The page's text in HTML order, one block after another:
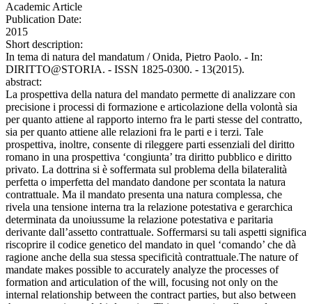
Academic Article
Publication Date:
2015
Short description:
In tema di natura del mandatum / Onida, Pietro Paolo. - In:
DIRITTO@STORIA. - ISSN 1825-0300. - 13(2015).
abstract:
La prospettiva della natura del mandato permette di analizzare con
precisione i processi di formazione e articolazione della volontà sia
per quanto attiene al rapporto interno fra le parti stesse del contratto,
sia per quanto attiene alle relazioni fra le parti e i terzi. Tale
prospettiva, inoltre, consente di rileggere parti essenziali del diritto
romano in una prospettiva ‘congiunta’ tra diritto pubblico e diritto
privato. La dottrina si è soffermata sul problema della bilateralità
perfetta o imperfetta del mandato dandone per scontata la natura
contrattuale. Ma il mandato presenta una natura complessa, che
rivela una tensione interna tra la relazione potestativa e gerarchica
determinata da unoiussume la relazione potestativa e paritaria
derivante dall’assetto contrattuale. Soffermarsi su tali aspetti significa
riscoprire il codice genetico del mandato in quel ‘comando’ che dà
ragione anche della sua stessa specificità contrattuale.The nature of
mandate makes possible to accurately analyze the processes of
formation and articulation of the will, focusing not only on the
internal relationship between the contract parties, but also between